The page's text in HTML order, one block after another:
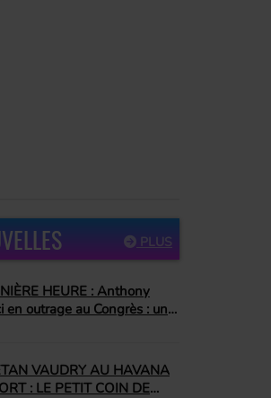
PLUS
HEURE : Anthony
en outrage au Congrès : un
VAUDRY AU HAVANA
: LE PETIT COIN DE